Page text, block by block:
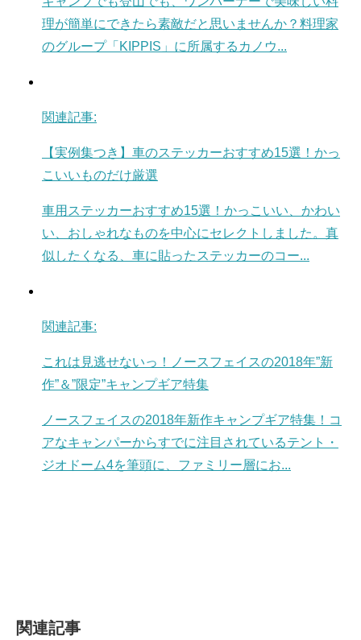
理が簡単にできたら素敵だと思いませんか？料理家
のグループ「KIPPIS」に所属するカノウ...
関連記事:
【実例集つき】車のステッカーおすすめ15選！かっ
こいいものだけ厳選
車用ステッカーおすすめ15選！かっこいい、かわい
い、おしゃれなものを中心にセレクトしました。真
似したくなる、車に貼ったステッカーのコー...
関連記事:
これは見逃せないっ！ノースフェイスの2018年”新
作”＆”限定”キャンプギア特集
ノースフェイスの2018年新作キャンプギア特集！コ
アなキャンパーからすでに注目されているテント・
ジオドーム4を筆頭に、ファミリー層にお...
関連記事